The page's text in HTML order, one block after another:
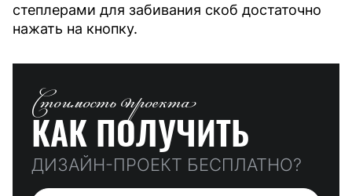
степлерами для забивания скоб достаточно
нажать на кнопку.
Стоимость проекта
КАК ПОЛУЧИТЬ
ДИЗАЙН-ПРОЕКТ БЕСПЛАТНО?